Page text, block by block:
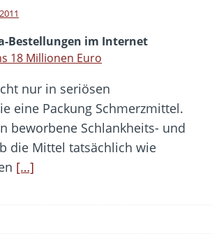
Bestellungen im Internet
18 Millionen Euro
nur in seriösen
eine Packung Schmerzmittel.
beworbene Schlankheits- und
die Mittel tatsächlich wie
[…]